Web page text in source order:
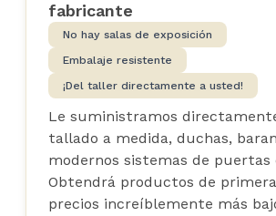
fabricante
No hay salas de exposición
Embalaje resistente
¡Del taller directamente a usted!
Le suministramos
tallado a medida, duchas,
modernos sistemas de puertas
Obtendrá productos de
precios increíblemente más